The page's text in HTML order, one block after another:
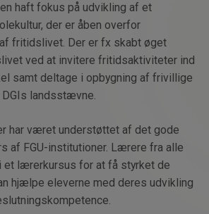
haft fokus på udvikling af et
der er åben overfor
fritidslivet. Der er fx skabt øget
ved at invitere fritidsaktiviteter ind
samt deltage i opbygning af frivillige
DGIs landsstævne.
har været understøttet af det gode
af FGU-institutioner. Lærere fra alle
et lærerkursus for at få styrket de
hjælpe eleverne med deres udvikling